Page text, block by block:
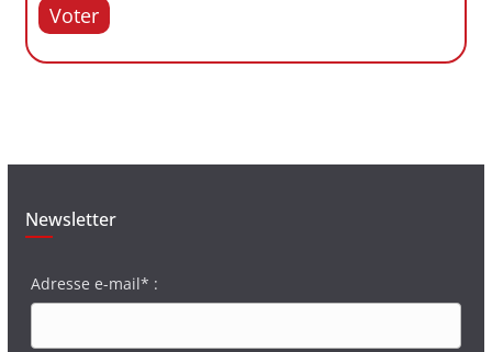
Voter
Newsletter
Adresse e-mail* :